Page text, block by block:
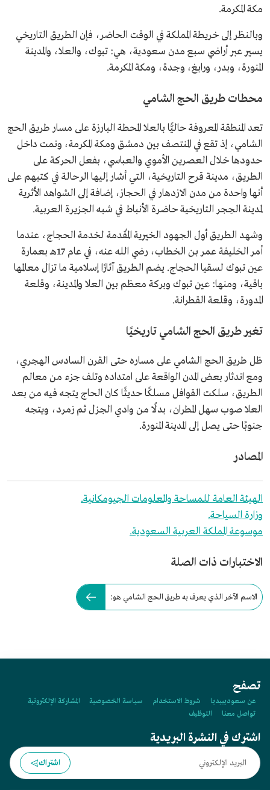
مكة المكرمة.
وبالنظر إلى خريطة المملكة في الوقت الحاضر، فإن الطريق التاريخي
يسير عبر أراضي سبع مدن سعودية، هي: تبوك، والعلا، والمدينة
المنورة، وبدر، ورابغ، وجدة، ومكة المكرمة.
محطات طريق الحج الشامي
تعد المنطقة المعروفة حاليًّا بالعلا المحطة البارزة على مسار طريق الحج
الشامي، إذ تقع في المنتصف بين دمشق ومكة المكرمة، ونمت داخل
حدودها خلال العصرين الأموي والعباسي، بفعل الحركة على
الطريق، مدينة قرح التاريخية، التي أشار إليها الرحالة في كتبهم على
أنها واحدة من مدن الازدهار في الحجاز، إضافة إلى الشواهد الأثرية
لمدينة الحِجر التاريخية حاضرة الأنباط في شبه الجزيرة العربية.
وشهد الطريق أول الجهود الخيرية المُقدمة لخدمة الحجاج، عندما
أمر الخليفة عمر بن الخطاب، رضي الله عنه، في عام 17هـ بعمارة
عين تبوك لسقيا الحجاج. يضم الطريق آثارًا إسلامية ما تزال معالمها
باقية، ومنها: عين تبوك وبركة معظم بين العلا والمدينة، وقلعة
المدورة، وقلعة القطرانة.
تغير طريق الحج الشامي تاريخيًا
ظل طريق الحج الشامي على مساره حتى القرن السادس الهجري،
ومع اندثار بعض المدن الواقعة على امتداده وتلف جزء من معالم
الطريق، سلكت القوافل مسلكًا حديثًا كان الحاج يتجه فيه من بعد
العلا صوب سهل المطران، بدلًا من وادي الجزل ثم زمرد، ويتجه
جنوبًا حتى يصل إلى المدينة المنورة.
المصادر
الهيئة العامة للمساحة والمعلومات الجيومكانية.
وزارة السياحة.
موسوعة المملكة العربية السعودية.
الاختبارات ذات الصلة
الاسم الآخر الذي يعرف به طريق الحج الشامي هو:
تصفح
عن سعوديبيديا شروط الاستخدام سياسة الخصوصية
المشاركة الإلكترونية
تواصل معنا
التوظيف
اشترك في النشرة البريدية
اشتراك